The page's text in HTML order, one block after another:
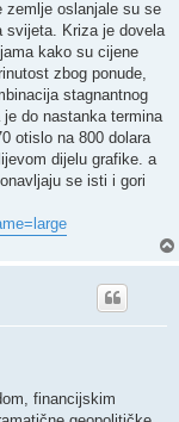
zemlje oslanjale su se
svijeta. Kriza je dovela
kako su cijene
zbog ponude,
stagnantnog
do nastanka termina
otislo na 800 dolara
dijelu grafike. a
se isti i gori
financijskim